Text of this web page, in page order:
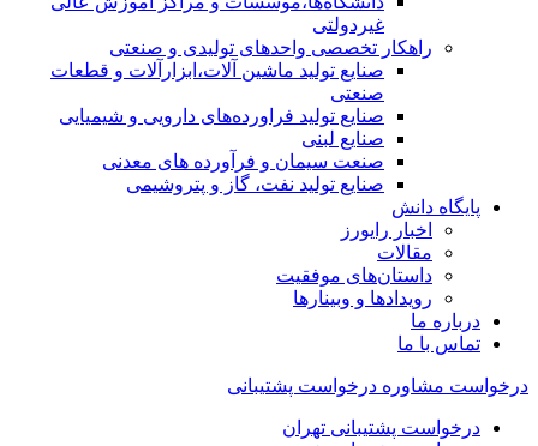
غیردولتی
راهکار تخصصی واحدهای تولیدی و صنعتی
صنایع توليد ماشين آلات،ابزارآلات و قطعات
صنعتی
صنایع تولید فراورده‌های دارویی و شیمیایی
صنایع لبنی
صنعت سیمان و فرآورده های معدنی
صنایع تولید نفت، گاز و پتروشيمی
پایگاه دانش
اخبار رایورز
مقالات
داستان‌های موفقیت
رویدادها و وبینارها
درباره ما
تماس با ما
درخواست مشاوره درخواست پشتیبانی
درخواست پشتیبانی تهران